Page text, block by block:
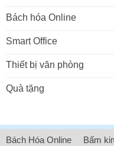
Bách hóa Online
Smart Office
Thiết bị văn phòng
Quà tặng
Bách Hóa Online Bấm